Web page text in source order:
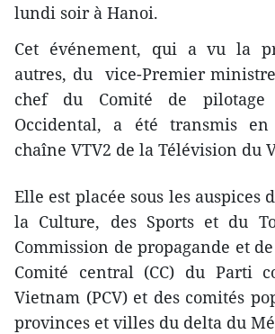
lundi soir à Hanoi.
Cet événement, qui a vu la
autres, du ​ vice-Premier
chef du Comité de
Occidental, a été transmis
chaîne VTV2 de la Télévision du
Elle est placée sous les auspices
la Culture, des Sports et du
Commission de propagande et
Comité central (CC) du Parti
Vietnam (PCV) et des comités
provinces et villes du delta du